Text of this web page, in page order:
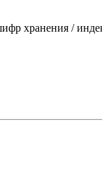
хранения /